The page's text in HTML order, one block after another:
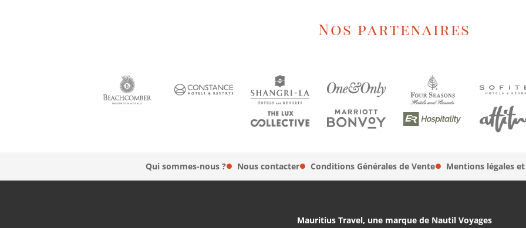
Nos partenaires
Qui sommes-nous ? Nous contacter Conditions Générales de Vente Mentions légales
Mauritius Travel, une marque de Nautil Voyages